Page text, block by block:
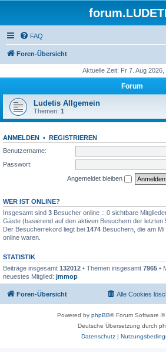
FAQ
Foren-Übersicht
Aktuelle Zeit: Fr 7. Aug 2026,
Forum
Ludetis Allgemein
Themen: 1
ANMELDEN • REGISTRIEREN
Benutzername:
Passwort:
Angemeldet bleiben
WER IST ONLINE?
Insgesamt sind 3 Besucher online :: 0 sichtbare
Gäste (basierend auf den aktiven Besuchern der letzten
Der Besucherrekord liegt bei 1474 Besuchern, die am
online waren.
STATISTIK
Beiträge insgesamt 132012 • Themen insgesamt 7965 •
neuestes Mitglied: jmmop
Foren-Übersicht Alle Cookies
Powered by phpBB® Forum Software ©
Deutsche Übersetzung durch
Datenschutz|